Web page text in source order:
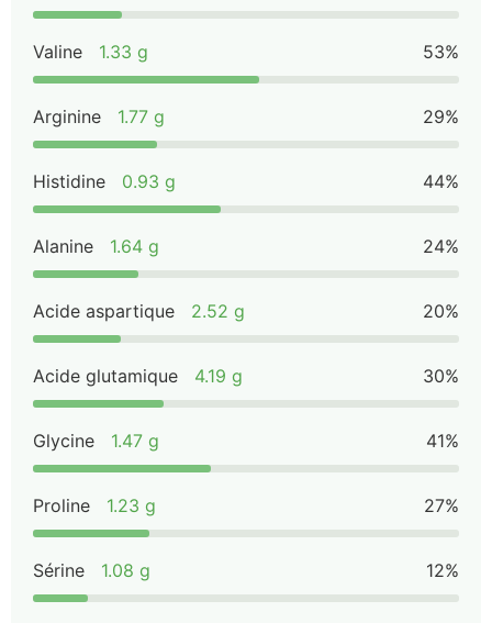
Valine 1.33 g 53%
Arginine 1.77 g 29%
Histidine 0.93 g 44%
Alanine 1.64 g 24%
Acide aspartique 2.52 g 20%
Acide glutamique 4.19 g 30%
Glycine 1.47 g 41%
Proline 1.23 g 27%
Sérine 1.08 g 12%